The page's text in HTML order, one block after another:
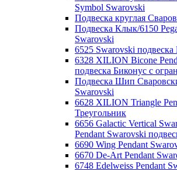
Symbol Swarovski
Подвеска круглая
Подвеска Клык/6150
Swarovski
6525 Swarovski подвеска
6328 XILION Bicone
подвеска Биконус c
Подвеска Шип
Swarovski
6628 XILION Triangle
Треугольник
6656 Galactic Vertical
Pendant Swarovski
6690 Wing Pendant
6670 De-Art Pendant
6748 Edelweiss Pendant